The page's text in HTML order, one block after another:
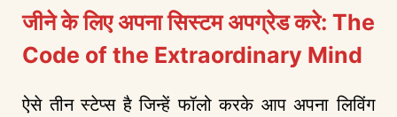
जीने के लिए अपना सिस्टम अपग्रेड करे: The
Code of the Extraordinary Mind
ऐसे तीन स्टेप्स है जिन्हें फॉलो करके आप अपना लिविंग